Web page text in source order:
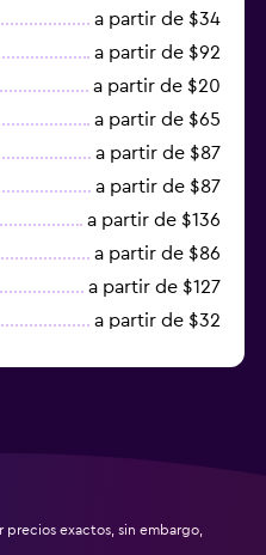
a partir de $34
a partir de $92
a partir de $20
a partir de $65
a partir de $87
a partir de $87
a partir de $136
a partir de $86
a partir de $127
a partir de $32
exactos, sin embargo,